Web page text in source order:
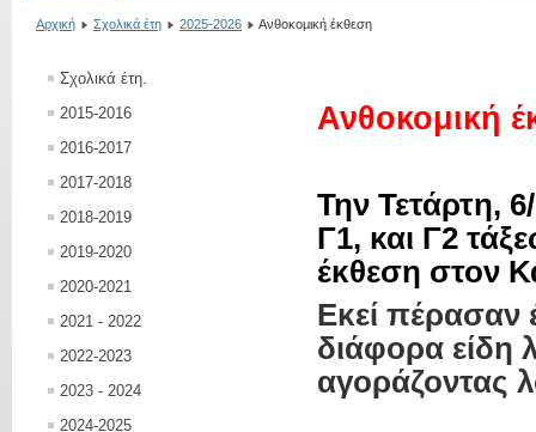
ΤΟ ΒΥΖΑΝΤΙΝΌ ΚΡΆΤΟΣ ΜΙΑ ΔΎΝΑΜΗ ΠΟΥ ΜΕΓΑΛΏΝΕΙ
Αρχική Σχολικά έτη 2025-2026 Ανθοκομική έκθεση
Σχολικά έτη.
2015-2016
2016-2017
2017-2018
2018-2019
2019-2020
2020-2021
2021 - 2022
2022-2023
2023 - 2024
2024-2025
Ανθοκομική
Την Τετάρτη,
Γ1, και Γ2
έκθεση στον
Εκεί πέρασαν
διάφορα είδη
αγοράζοντας